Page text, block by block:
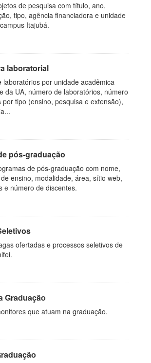
de pesquisa com título, ano,
tipo, agência financiadora e unidade
Itajubá.
laboratorial
laboratórios por unidade acadêmica
da UA, número de laboratórios, número
por tipo (ensino, pesquisa e extensão),
pós-graduação
de pós-graduação com nome,
ensino, modalidade, área, sítio web,
e número de discentes.
ofertadas e processos seletivos de
Graduação
que atuam na graduação.